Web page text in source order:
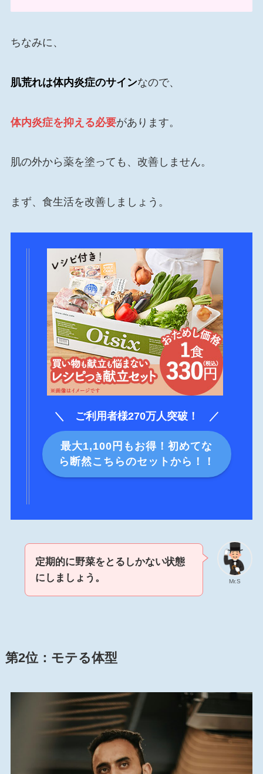
ちなみに、
肌荒れは体内炎症のサインなので、
体内炎症を抑える必要があります。
肌の外から薬を塗っても、改善しません。
まず、食生活を改善しましょう。
＼ ご利用者様270万人突破！ ／
最大1,100円もお得！初めてな
ら断然こちらのセットから！！
Mr.S
定期的に野菜をとるしかない状態
にしましょう。
第2位： モテる体型